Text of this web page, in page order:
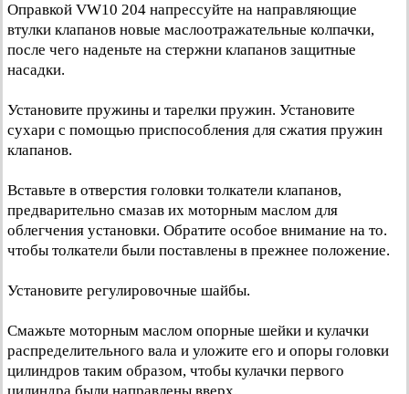
Оправкой VW10 204 напрессуйте на направляющие
втулки клапанов новые маслоотражательные колпачки,
после чего наденьте на стержни клапанов защитные
насадки.
Установите пружины и тарелки пружин. Установите
сухари с помощью приспособления для сжатия пружин
клапанов.
Вставьте в отверстия головки толкатели клапанов,
предварительно смазав их моторным маслом для
облегчения установки. Обратите особое внимание на то.
чтобы толкатели были поставлены в прежнее положение.
Установите регулировочные шайбы.
Смажьте моторным маслом опорные шейки и кулачки
распределительного вала и уложите его и опоры головки
цилиндров таким образом, чтобы кулачки первого